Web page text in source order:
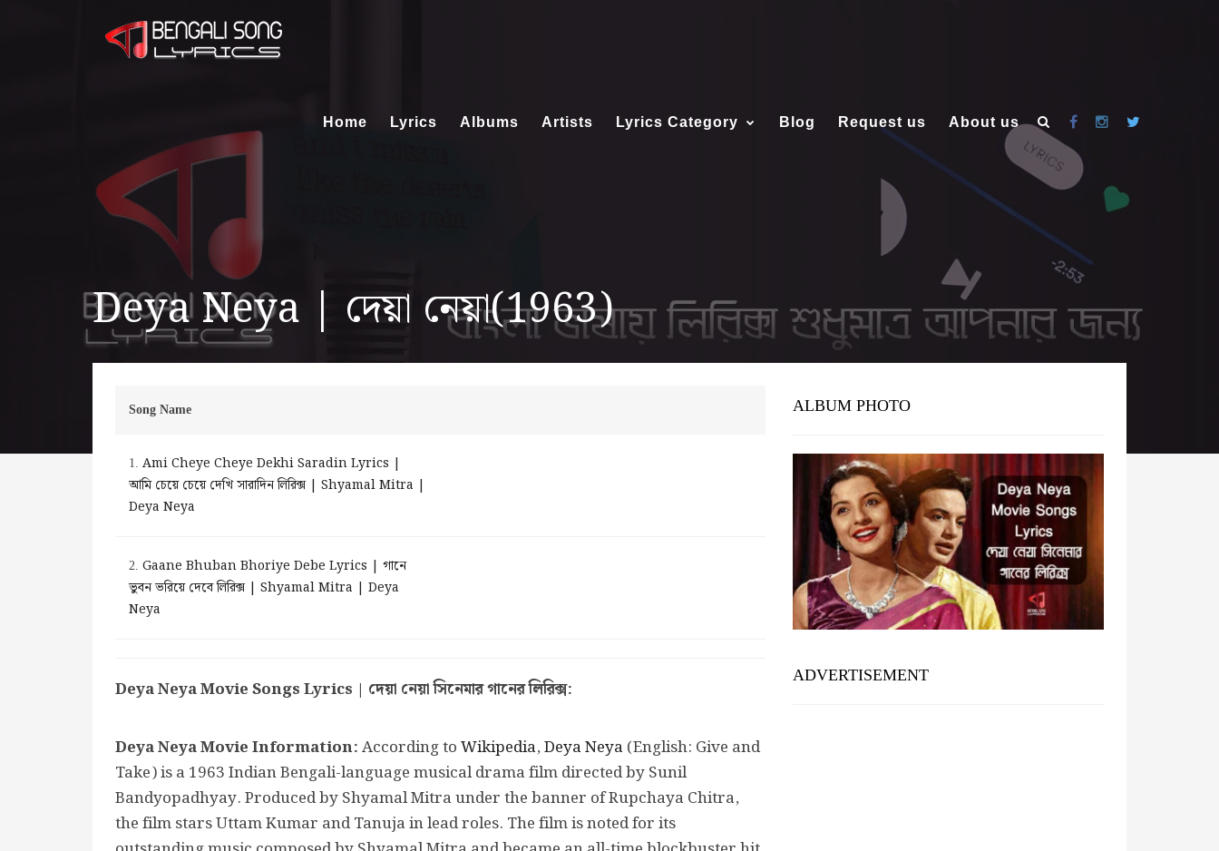
Home Lyrics Albums Artists Lyrics Category Blog Request us About us
Deya Neya | দেয়া নেয়া(1963)
Song Name
1. Ami Cheye Cheye Dekhi Saradin Lyrics |
আমি চেয়ে চেয়ে দেখি সারাদিন লিরিক্স | Shyamal Mitra |
Deya Neya
2. Gaane Bhuban Bhoriye Debe Lyrics | গানে
ভুবন ভরিয়ে দেবে লিরিক্স | Shyamal Mitra | Deya
Neya
Deya Neya Movie Songs Lyrics | দেয়া নেয়া সিনেমার গানের লিরিক্স:
Deya Neya Movie Information:According toWikipedia,Deya Neya (English: Give and
Take) is a 1963 Indian Bengali-language musical drama film directed by Sunil
Bandyopadhyay. Produced by Shyamal Mitra under the banner of Rupchaya Chitra,
the film stars Uttam Kumar and Tanuja in lead roles. The film is noted for its
ALBUM PHOTO
ADVERTISEMENT